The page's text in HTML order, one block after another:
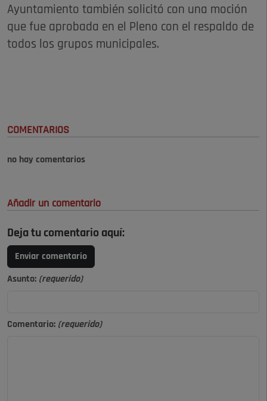
Ayuntamiento también solicitó con una moción
que fue aprobada en el Pleno con el respaldo de
todos los grupos municipales.
COMENTARIOS
no hay comentarios
Añadir un comentario
Deja tu comentario aquí:
Enviar comentario
Asunto: (requerido)
Comentario: (requerido)